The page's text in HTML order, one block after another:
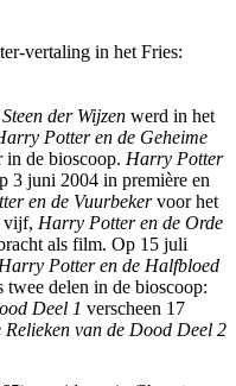
vertaling in het Fries:
der Wijzen werd in het
Potter en de Geheime
in de bioscoop. Harry Potter
3 juni 2004 in première en
en de Vuurbekervoor het
vijf, Harry Potter en de Orde
als film. Op 15 juli
Harry Potter en de Halfbloed
twee delen in de bioscoop:
Deel 1 verscheen 17
van de Dood Deel 2